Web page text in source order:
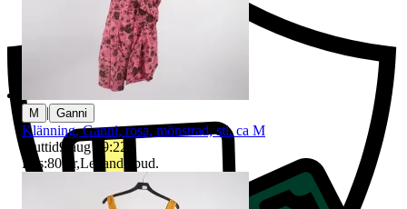
M | Ganni
Klänning, Ganni, rosa, mönstrad, stl. ca M
Sluttid9 aug 19:22
Pris:80 kr,Ledande bud.